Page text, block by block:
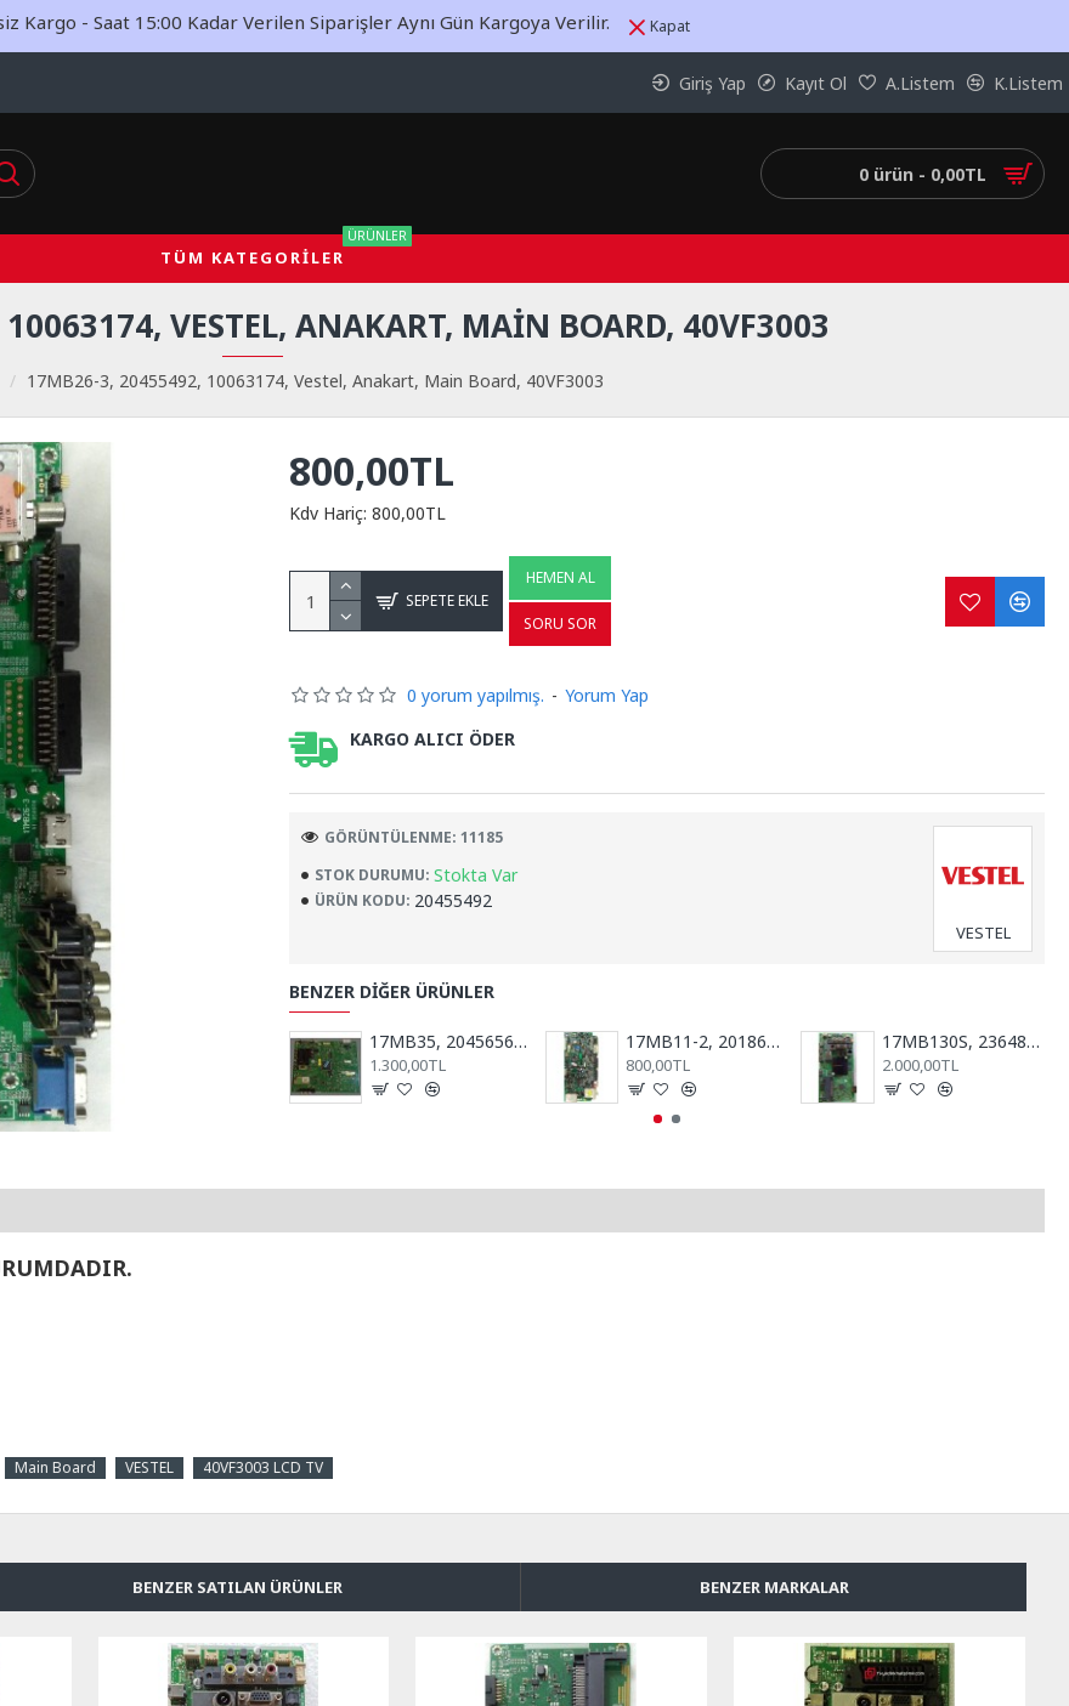
Kargo - Saat 15:00 Kadar Verilen Siparişler Aynı Gün Kargoya Verilir. Kapat
Giriş Yap Kayıt Ol A.Listem K.Listem
0 ürün - 0,00TL
TÜM KATEGORILER
ÜRÜNLER
17MB26-3, 20455492, 10063174, Vestel, Anakart, Main Board, 40VF3003
VESTEL, ANAKART, MAIN BOARD, 40VF3003
KARGO ALICI ÖDER
STOK DURUMU: Stokta Var
ÜRÜN KODU: 20455492
VESTEL
GÖRÜNTÜLENME: 11185
0 yorum yapılmış. - Yorum Yap
800,00TL
Kdv Hariç: 800,00TL
SEPETE EKLE
HEMEN AL
SORU SOR
BENZER DIĞER ÜRÜNLER
17MB35, 20456565, RTV40781, REGAL, VESTEL, ANA KART, MAİN BOARD
1.300,00TL
17MB11-2, 20186813, 10033547, Anakart, Main Board, VESTEL, Millenium, 32''
800,00TL
17MB130S, 23648320, 040119R1A, 10128580, VESTEL 50U9400, Anakart, Mainboard
2.000,00TL
Main Board VESTEL 40VF3003 LCD TV
BENZER SATILAN ÜRÜNLER BENZER MARKALAR